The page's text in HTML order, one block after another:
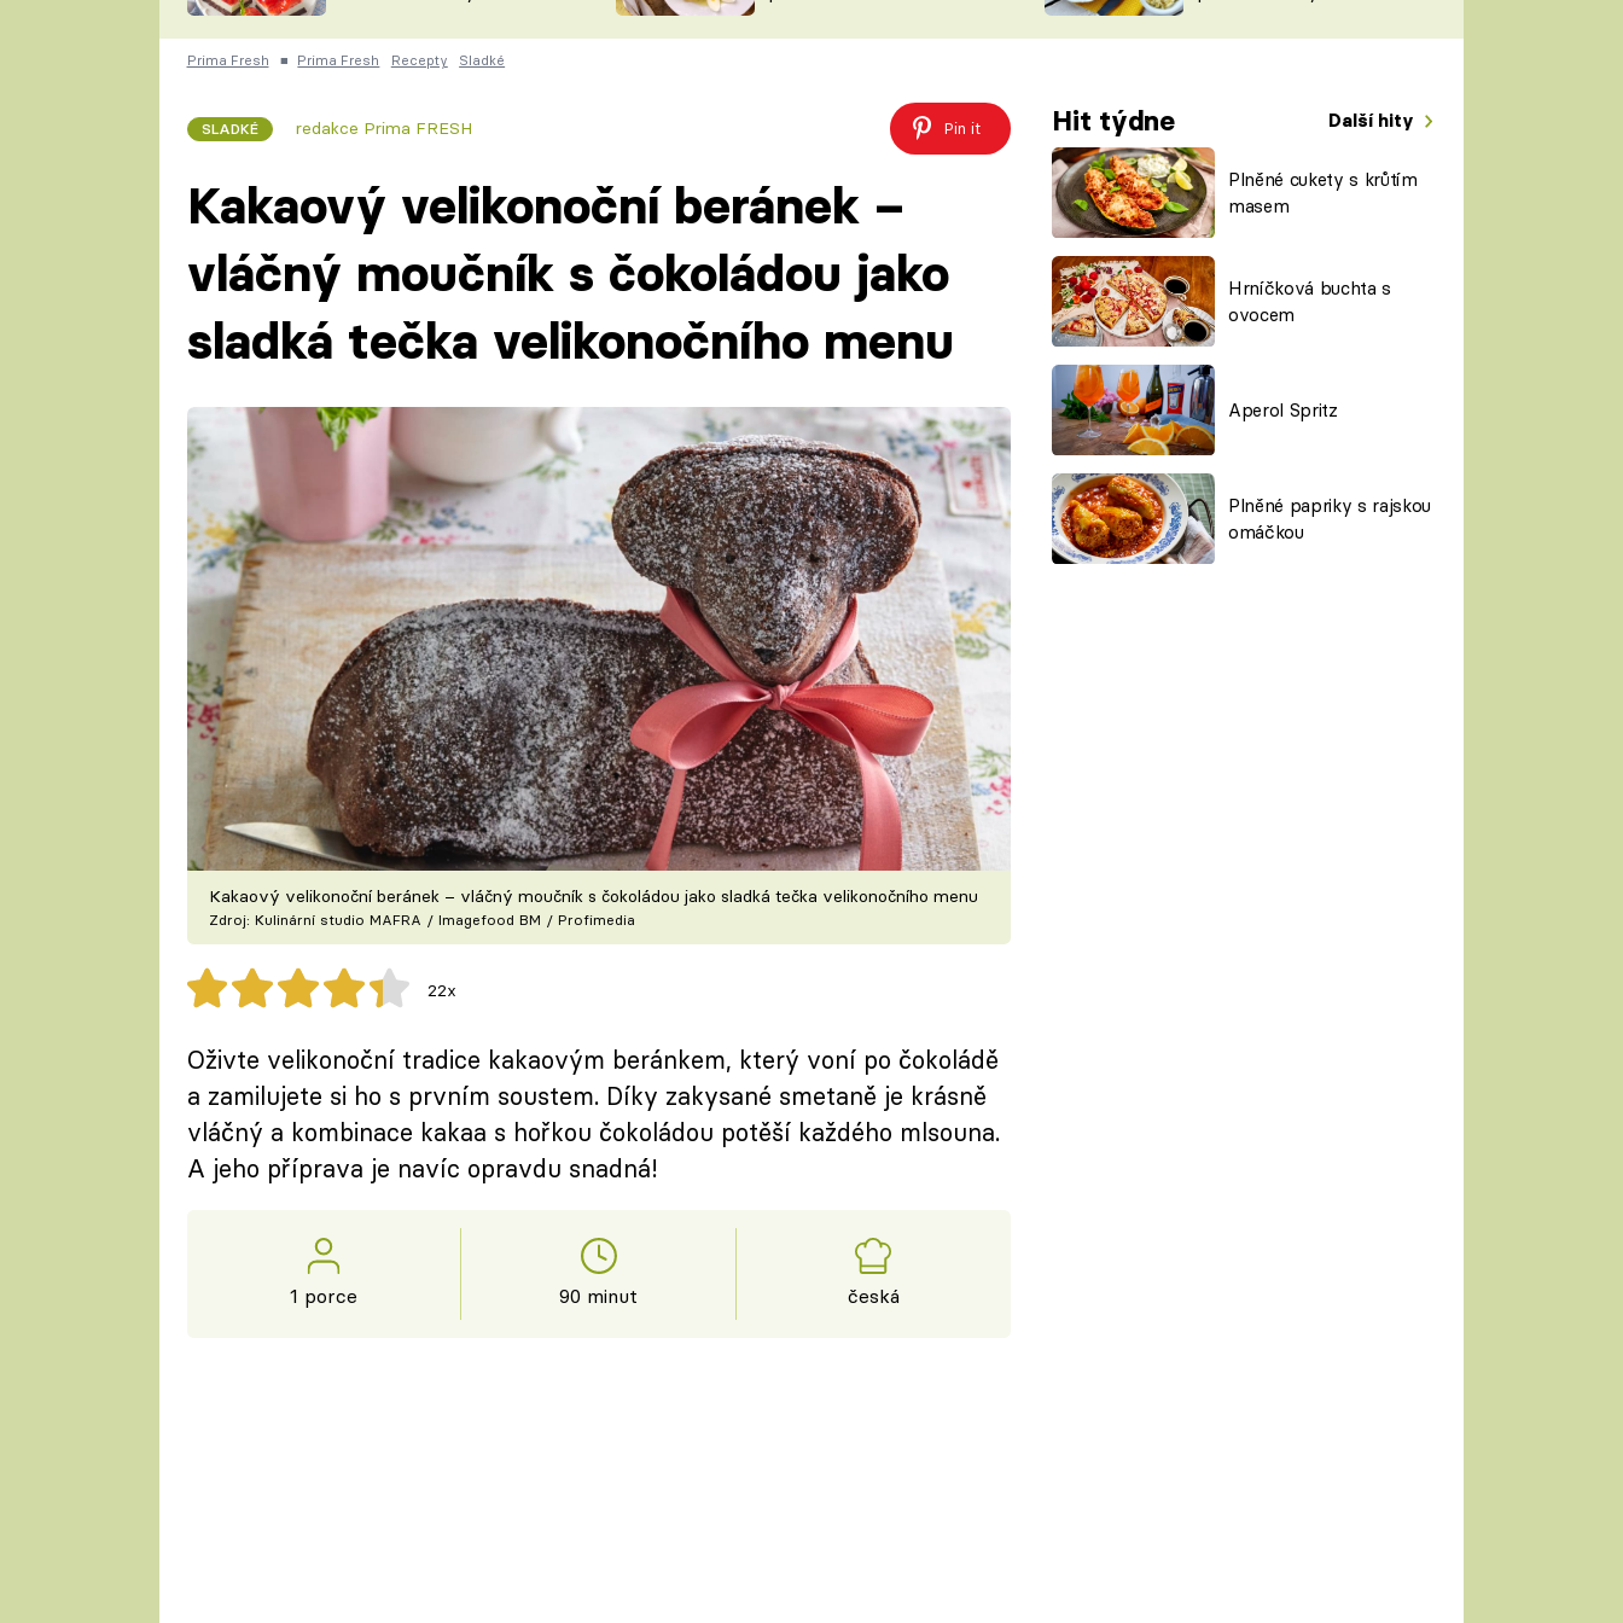
ČESKO NA TALÍŘI
KUCHAŘKA
VYCHYTÁVKY
ŠÉFREDAKTORKY
ČASOPIS
Prima Fresh ■ Prima Fresh Recepty Sladké
SLADKÉ redakce Prima FRESH Pin it Hit týdne Další hity
Plněné cukety s krůtím
masem
Hrníčková buchta s
ovocem
Aperol Spritz
Plněné papriky s rajskou
omáčkou
Kakaový velikonoční beránek –
vláčný moučník s čokoládou jako
sladká tečka velikonočního menu
Kakaový velikonoční beránek – vláčný moučník s čokoládou jako sladká tečka velikonočního menu
Zdroj: Kulinární studio MAFRA / Imagefood BM / Profimedia
22x
Oživte velikonoční tradice kakaovým beránkem, který voní po čokoládě
a zamilujete si ho s prvním soustem. Díky zakysané smetaně je krásně
vláčný a kombinace kakaa s hořkou čokoládou potěší každého mlsouna.
A jeho příprava je navíc opravdu snadná!
1 porce 90 minut česká